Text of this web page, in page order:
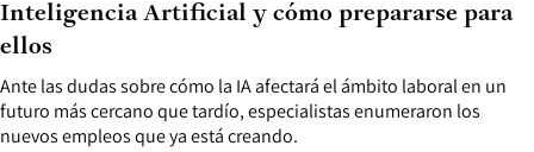
Ante las dudas sobre cómo la IA afectará el ámbito laboral en un
futuro más cercano que tardío, especialistas enumeraron los
nuevos empleos que ya está creando.
Inteligencia Artificial y cómo prepararse para
ellos